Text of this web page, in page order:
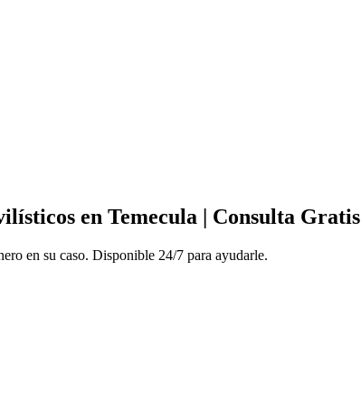
en Temecula | Consulta Gratis
en su caso. Disponible 24/7 para ayudarle.